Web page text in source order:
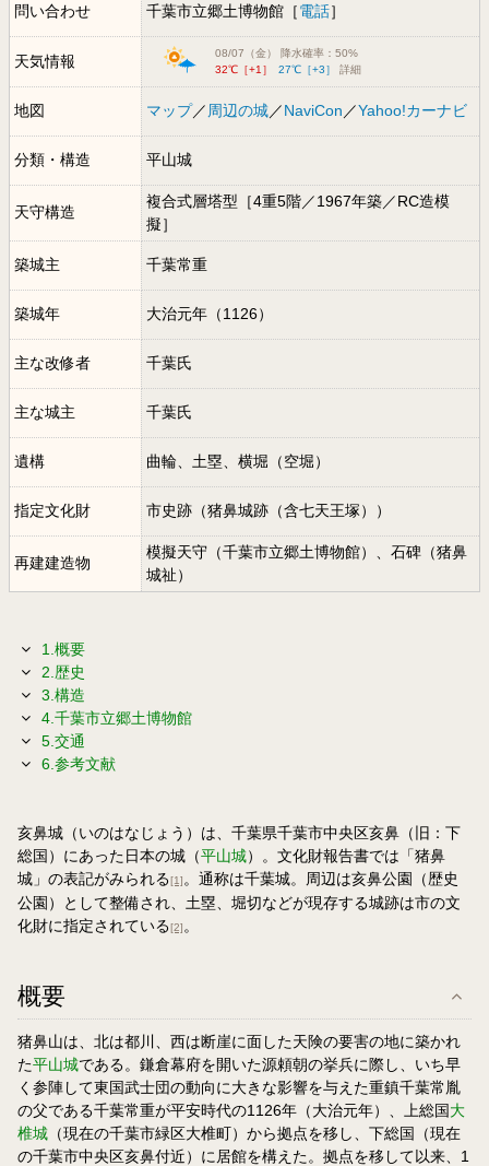
問い合わせ 千葉市立郷土博物館［電話］
天気情報
08/07（金） 降水確率：50%
32℃［+1］
27℃［+3］ 詳細
地図 マップ／ 周辺の城／NaviCon ／Yahoo!カーナビ
分類・構造 平山城
天守構造
複合式層塔型［4重5階／1967年築／RC造模
擬］
築城主 千葉常重
築城年 大治元年（1126）
主な改修者 千葉氏
主な城主 千葉氏
遺構 曲輪、土塁、横堀（空堀）
指定文化財 市史跡（猪鼻城跡（含七天王塚））
再建建造物
模擬天守（千葉市立郷土博物館）、石碑（猪鼻
城祉）
1.概要
2.歴史
3.構造
4.千葉市立郷土博物館
5.交通
6.参考文献
亥鼻城（いのはなじょう）は、千葉県千葉市中央区亥鼻（旧：下
総国）にあった日本の城（平山城）。文化財報告書では「猪鼻
城」の表記がみられる[1] 。通称は千葉城。周辺は亥鼻公園（歴史
公園）として整備され、土塁、堀切などが現存する城跡は市の文
化財に指定されている[2] 。
概要
猪鼻山は、北は都川、西は断崖に面した天険の要害の地に築かれ
た平山城である。鎌倉幕府を開いた源頼朝の挙兵に際し、いち早
く参陣して東国武士団の動向に大きな影響を与えた重鎮千葉常胤
の父である千葉常重が平安時代の1126年（大治元年）、上総国大
椎城 （現在の千葉市緑区大椎町）から拠点を移し、下総国（現在
の千葉市中央区亥鼻付近）に居館を構えた。拠点を移して以来、1